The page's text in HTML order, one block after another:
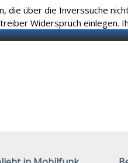
die über die Inverssuche
Widerspruch einlegen.